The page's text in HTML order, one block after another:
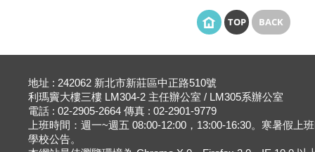
TOP BACK
地址 : 242062 新北市新莊區中正路510號
利瑪竇大樓三樓 LM304-2 主任辦公室 / LM305系辦公室
電話 : 02-2905-2664 傳真 : 02-2901-9779
上班時間：週一~週五 08:00-12:00，13:00-16:30。寒暑假上
學校公告。